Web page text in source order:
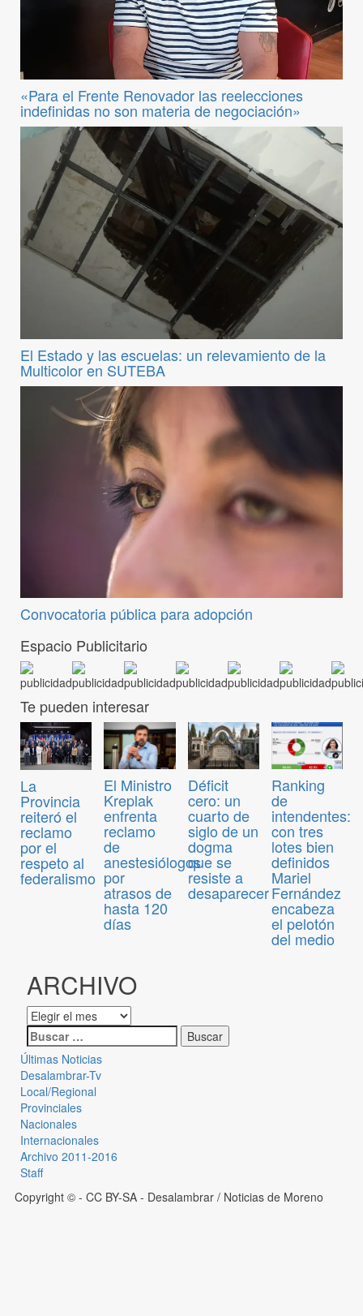
«Para el Frente Renovador las reelecciones
indefinidas no son materia de negociación»
El Estado y las escuelas: un relevamiento de la
Multicolor en SUTEBA
Convocatoria pública para adopción
Espacio Publicitario
Te pueden interesar
La
Provincia
reiteró el
reclamo
por el
respeto al
federalismo
El Ministro
Kreplak
enfrenta
reclamo
de
anestesiólogos
por
atrasos de
hasta 120
días
Déficit
cero: un
cuarto de
siglo de un
dogma
que se
resiste a
desaparecer
Ranking
de
intendentes:
con tres
lotes bien
definidos
Mariel
Fernández
encabeza
el pelotón
del medio
ARCHIVO
Últimas Noticias
Desalambrar-Tv
Local/Regional
Provinciales
Nacionales
Internacionales
Archivo 2011-2016
Staff
Copyright © - CC BY-SA - Desalambrar / Noticias de Moreno